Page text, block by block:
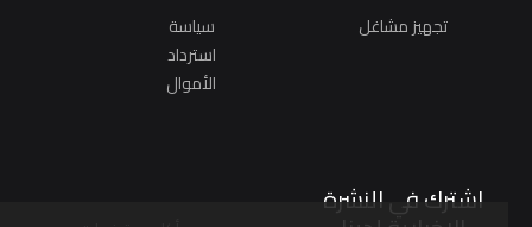
تجهيز مشاغل
سياسة
استرداد
الأموال
اشترك في النشرة